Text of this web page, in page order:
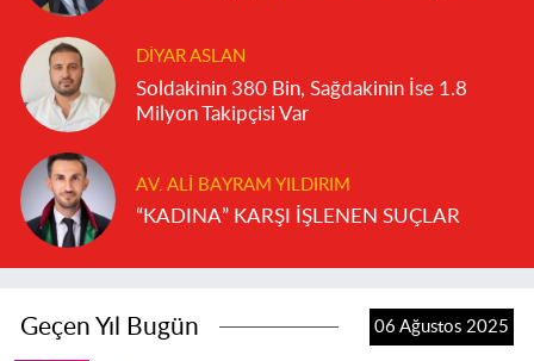
DIYAR ASLAN
Soldakinin 380 Bin, Sağdakinin İse 1.8
Milyon Takipçisi Var
AV. ALI BAYRAM YILDIRIM
“KADINA” KARŞI İŞLENEN SUÇLAR
Geçen Yıl Bugün 06 Ağustos 2025